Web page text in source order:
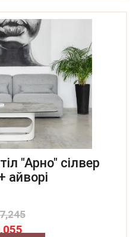
"Арно" сілвер
айворі